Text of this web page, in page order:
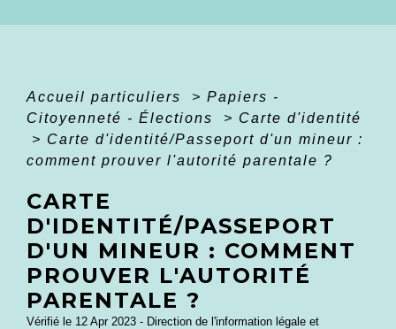
Accueil particuliers > Papiers -
Citoyenneté - Élections
> Carte d'identité
> Carte d'identité/Passeport d'un mineur :
comment prouver l'autorité parentale ?
CARTE
D'IDENTITÉ/PASSEPORT
D'UN MINEUR : COMMENT
PROUVER L'AUTORITÉ
PARENTALE ?
Vérifié le 12 Apr 2023 - Direction de l'information légale et